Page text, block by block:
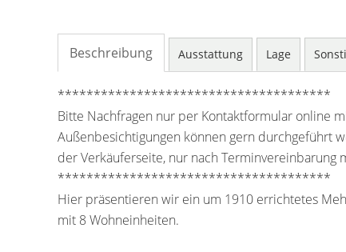
Beschreibung Ausstattung Lage
**************************************
Bitte Nachfragen nur per Kontaktformular online
Außenbesichtigungen können gern durchgeführt
der Verkäuferseite, nur nach Terminvereinbarung
**************************************
Hier präsentieren wir ein um 1910 errichtetes
mit 8 Wohneinheiten.